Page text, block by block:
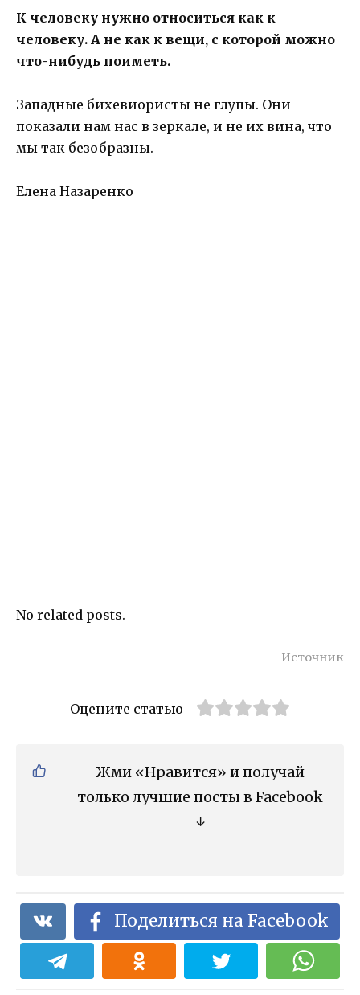
К человеку нужно относиться как к
человеку. А не как к вещи, с которой можно
что-нибудь поиметь.
Западные бихевиористы не глупы. Они
показали нам нас в зеркале, и не их вина, что
мы так безобразны.
Елена Назаренко
No related posts.
Источник
Оцените статью
Жми «Нравится» и получай
только лучшие посты в Facebook
↓
Поделиться на Facebook